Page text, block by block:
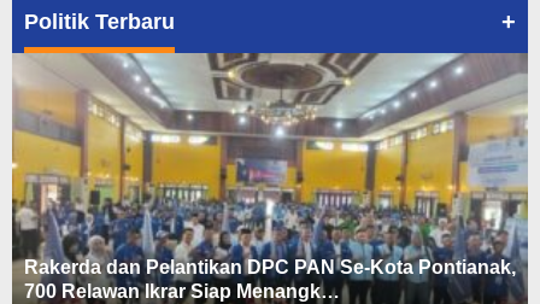
Politik Terbaru +
Rakerda dan Pelantikan DPC PAN Se-Kota Pontianak,
700 Relawan Ikrar Siap Menangk…